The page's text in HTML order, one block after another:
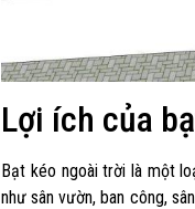
Lợi ích của
Bạt kéo ngoài trời là một
như sân vườn, ban công,